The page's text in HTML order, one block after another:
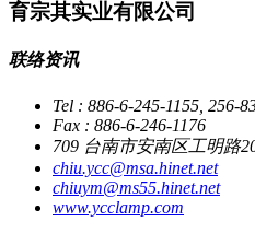
育宗其实业有限公司
联络资讯
Tel : 886-6-245-1155, 256-
Fax : 886-6-246-1176
709 台南市安南区工明路
chiu.ycc@msa.hinet.net
chiuym@ms55.hinet.net
www.ycclamp.com